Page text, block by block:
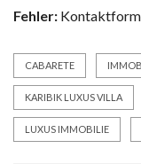
Fehler:
CABARETE
KARIBIK LUXUS VILLA
LUXUS IMMOBILIE